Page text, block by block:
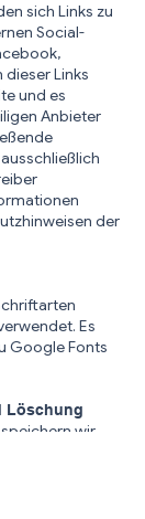
sich Links zu
Social-
dieser Links
und es
Anbieter
der
Es
Google Fonts
Löschung
wir